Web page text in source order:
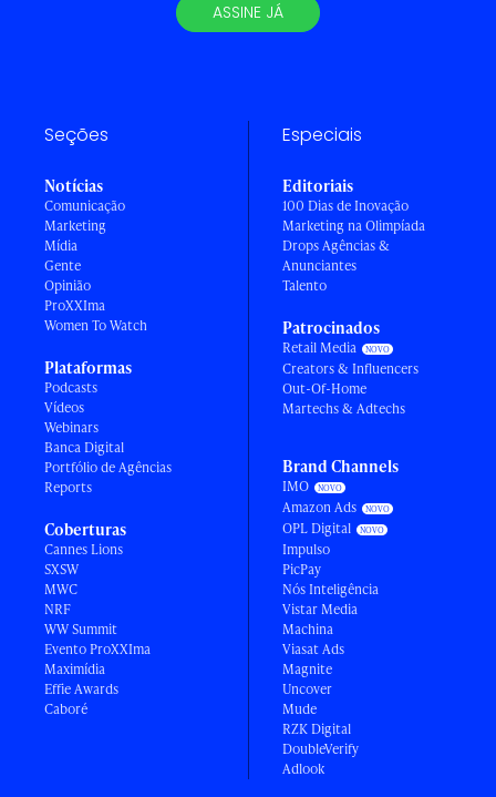
ASSINE JÁ
Seções
Notícias
Comunicação
Marketing
Mídia
Gente
Opinião
ProXXIma
Women To Watch
Plataformas
Podcasts
Vídeos
Webinars
Banca Digital
Portfólio de Agências
Reports
Coberturas
Cannes Lions
SXSW
MWC
NRF
WW Summit
Evento ProXXIma
Maximídia
Effie Awards
Caboré
Especiais
Editoriais
100 Dias de Inovação
Marketing na Olimpíada
Drops Agências &
Anunciantes
Talento
Patrocinados
Retail Media
Creators & Influencers
Out-Of-Home
Martechs & Adtechs
Brand Channels
IMO
Amazon Ads
OPL Digital
Impulso
PicPay
Nós Inteligência
Vistar Media
Machina
Viasat Ads
Magnite
Uncover
Mude
RZK Digital
DoubleVerify
Adlook